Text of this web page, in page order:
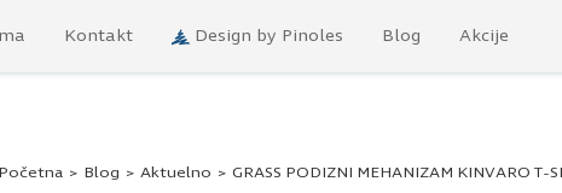
Kontakt Design by Pinoles Blog Akcije
Početna > Blog > Aktuelno > GRASS PODIZNI MEHANIZAM KINVARO T-